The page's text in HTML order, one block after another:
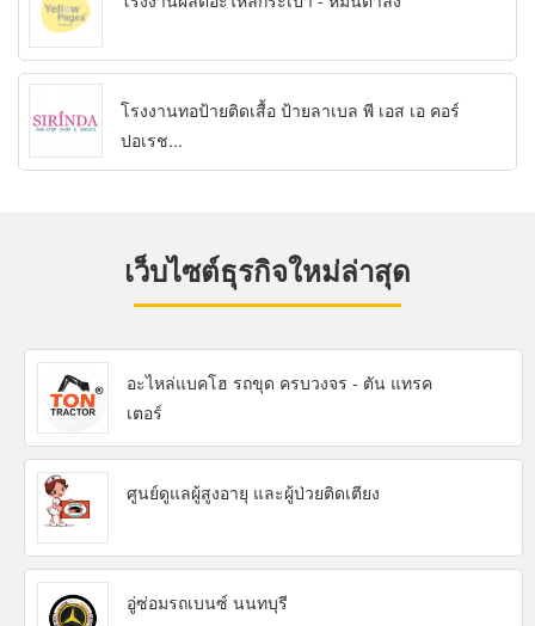
โรงงานทอป้ายติดเสื้อ ป้ายลาเบล พี เอส เอ คอร์
ปอเรช...
เว็บไซต์ธุรกิจใหม่ล่าสุด
อะไหล่แบคโฮ รถขุด ครบวงจร - ตัน แทรค
เตอร์
ศูนย์ดูแลผู้สูงอายุ และผู้ป่วยติดเตียง
อู่ซ่อมรถเบนซ์ นนทบุรี